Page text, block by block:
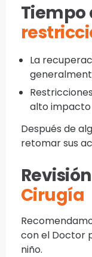
La
alto impacto
Después de
retomar sus
Cirugía
con el Doctor
niño.